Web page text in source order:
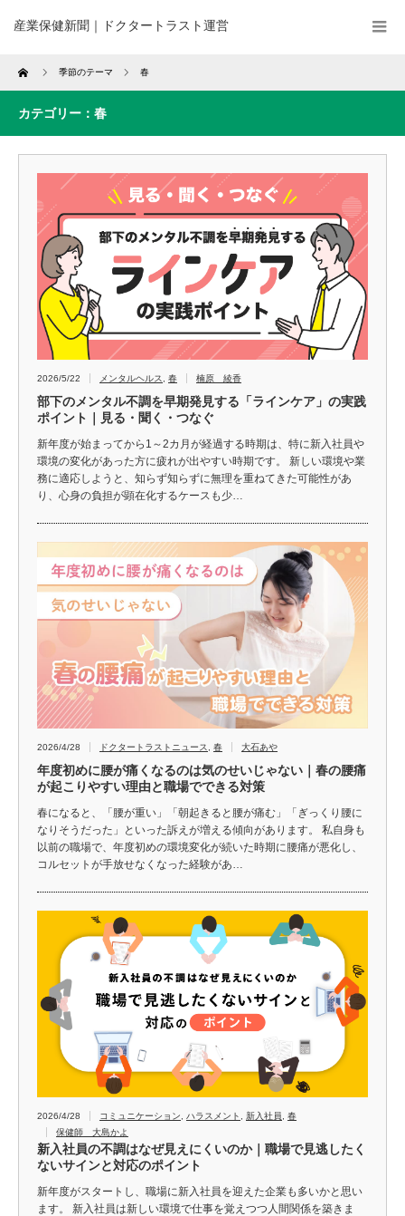
産業保健新聞｜ドクタートラスト運営
Home 季節のテーマ 春
カテゴリー：春
2026/5/22 メンタルヘルス 春 楠原 綾香
部下のメンタル不調を早期発見する「ラインケア」の実践
ポイント｜見る・聞く・つなぐ
新年度が始まってから1～2カ月が経過する時期は、特に新入社員や
環境の変化があった方に疲れが出やすい時期です。 新しい環境や業
務に適応しようと、知らず知らずに無理を重ねてきた可能性があ
り、心身の負担が顕在化するケースも少…
2026/4/28 ドクタートラストニュース 春 大石あや
年度初めに腰が痛くなるのは気のせいじゃない｜春の腰痛
が起こりやすい理由と職場でできる対策
春になると、「腰が重い」「朝起きると腰が痛む」「ぎっくり腰に
なりそうだった」といった訴えが増える傾向があります。 私自身も
以前の職場で、年度初めの環境変化が続いた時期に腰痛が悪化し、
コルセットが手放せなくなった経験があ…
2026/4/28 コミュニケーション ハラスメント 新入社員
春
保健師 大島かよ
新入社員の不調はなぜ見えにくいのか｜職場で見逃したく
ないサインと対応のポイント
新年度がスタートし、職場に新入社員を迎えた企業も多いかと思い
ます。 新入社員は新しい環境で仕事を覚えつつ人間関係を築きま